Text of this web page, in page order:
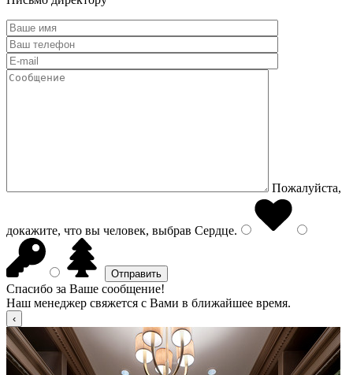
Пожалуйста,
докажите, что вы человек, выбрав Сердце.
Спасибо за Ваше сообщение!
Наш менеджер свяжется с Вами в ближайшее время.